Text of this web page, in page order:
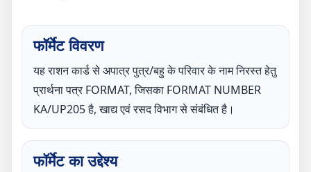
फॉर्मेट विवरण
यह राशन कार्ड से अपात्र पुत्र/बहु के परिवार के नाम निरस्त हेतु
प्रार्थना पत्र FORMAT, जिसका FORMAT NUMBER
KA/UP205 है, खाद्य एवं रसद विभाग से संबंधित है।
फॉर्मेट का उद्देश्य